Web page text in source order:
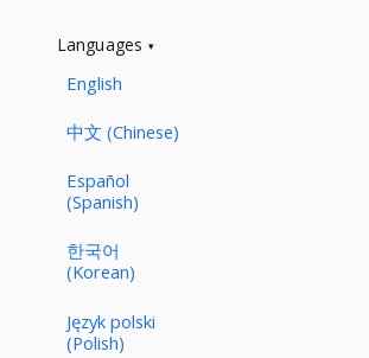
Languages
English
中文 (Chinese)
Español
(Spanish)
한국어
(Korean)
Język polski
(Polish)